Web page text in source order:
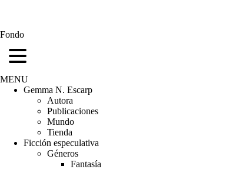
Fondo
MENU
Gemma N. Escarp
Autora
Publicaciones
Mundo
Tienda
Ficción especulativa
Géneros
Fantasía